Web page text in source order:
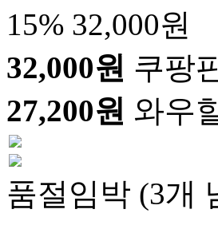
15% 32,000원
32,000원 쿠팡
27,200원 와우
품절임박 (3개